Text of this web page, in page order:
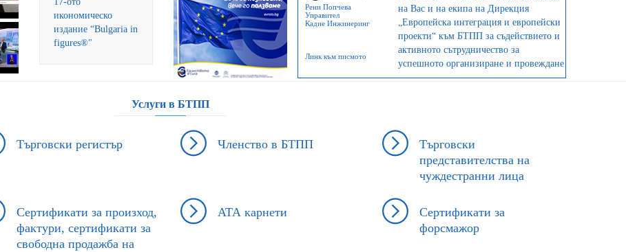
икономическо
издание “Bulgaria in
figures®"
Рени Попчева
Управител
Кадие Инжинеринг
Линк към писмото
на Вас и на екипа на Дирекция
„Европейска интеграция и европейски
проекти“ към БТПП за съдействието и
Пожелаваме на Вас и на екипа на
БТПП много здраве и професионални
успехи!“
Услуги в БТПП
Търговски регистър Членство в БТПП
Търговски
представителства на
чуждестранни лица
Сертификати за произход,
фактури, сертификати за
свободна продажба на
АТА карнети
Сертификати за
форсмажор